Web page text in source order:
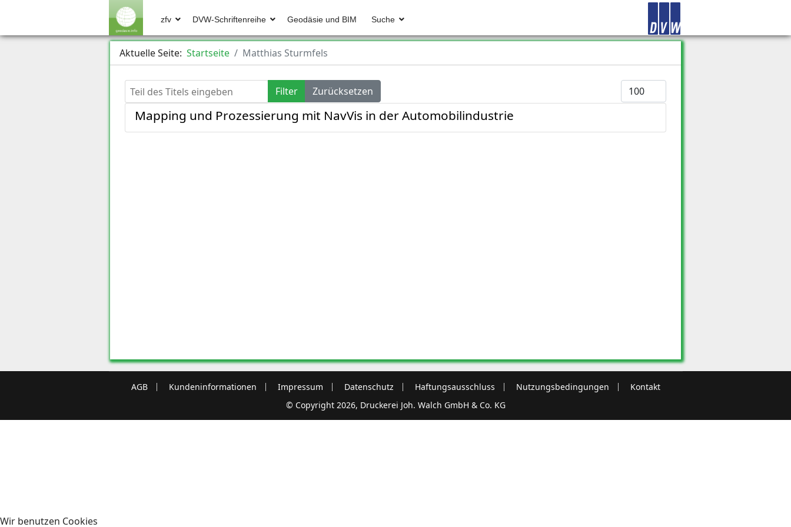
zfv DVW-Schriftenreihe Geodäsie und BIM Suche
Aktuelle Seite: Startseite Matthias Sturmfels
Teil des Titels eingeben Filter Zurücksetzen Anzeige #
Mapping und Prozessierung mit NavVis in der Automobilindustrie
AGB Kundeninformationen Impressum Datenschutz Haftungsausschluss Nutzungsbedingungen
Kontakt
© Copyright 2026, Druckerei Joh. Walch GmbH & Co. KG
Wir benutzen Cookies